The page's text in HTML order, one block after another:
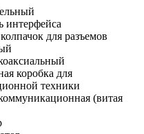
интерфейса
для разъемов
коробка для
техники
(витая